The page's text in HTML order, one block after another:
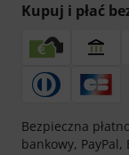
Kupuj i płać
Bezpieczna
bankowy,